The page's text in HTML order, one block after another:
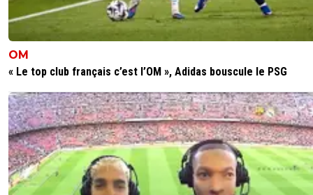
OM
« Le top club français c’est l’OM », Adidas bouscule le PSG